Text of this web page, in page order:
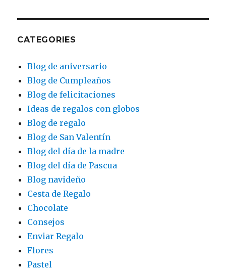
CATEGORIES
Blog de aniversario
Blog de Cumpleaños
Blog de felicitaciones
Ideas de regalos con globos
Blog de regalo
Blog de San Valentín
Blog del día de la madre
Blog del día de Pascua
Blog navideño
Cesta de Regalo
Chocolate
Consejos
Enviar Regalo
Flores
Pastel